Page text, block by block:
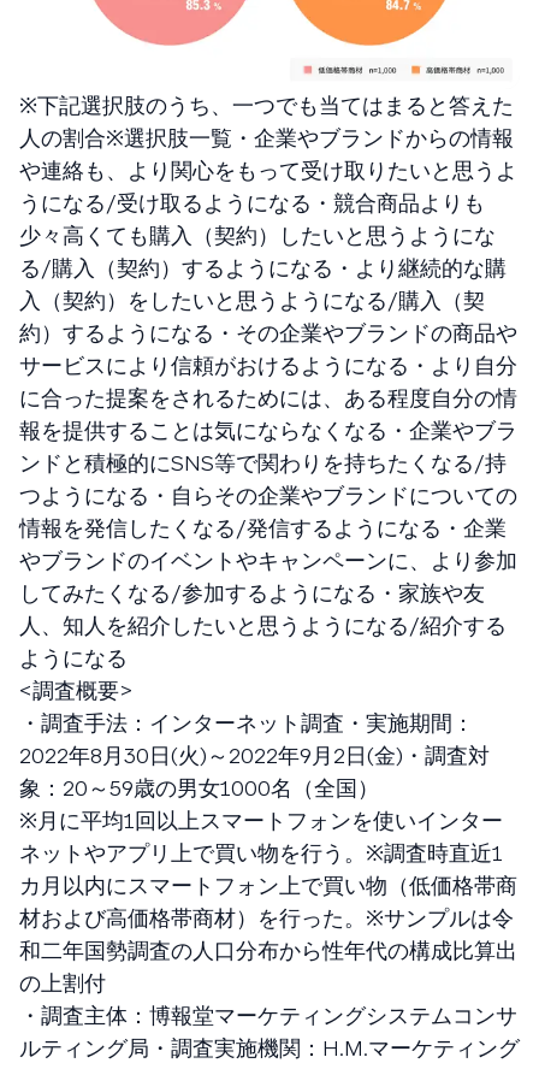
※下記選択肢のうち、一つでも当てはまると答えた
人の割合※選択肢一覧・企業やブランドからの情報
や連絡も、より関心をもって受け取りたいと思うよ
うになる/受け取るようになる・競合商品よりも
少々高くても購入（契約）したいと思うようにな
る/購入（契約）するようになる・より継続的な購
入（契約）をしたいと思うようになる/購入（契
約）するようになる・その企業やブランドの商品や
サービスにより信頼がおけるようになる・より自分
に合った提案をされるためには、ある程度自分の情
報を提供することは気にならなくなる・企業やブラ
ンドと積極的にSNS等で関わりを持ちたくなる/持
つようになる・自らその企業やブランドについての
情報を発信したくなる/発信するようになる・企業
やブランドのイベントやキャンペーンに、より参加
してみたくなる/参加するようになる・家族や友
人、知人を紹介したいと思うようになる/紹介する
ようになる
<調査概要>
・調査手法：インターネット調査・実施期間：
2022年8月30日(火)～2022年9月2日(金)・調査対
象：20～59歳の男女1000名（全国）
※月に平均1回以上スマートフォンを使いインター
ネットやアプリ上で買い物を行う。※調査時直近1
カ月以内にスマートフォン上で買い物（低価格帯商
材および高価格帯商材）を行った。※サンプルは令
和二年国勢調査の人口分布から性年代の構成比算出
の上割付
・調査主体：博報堂マーケティングシステムコンサ
ルティング局・調査実施機関：H.M.マーケティング